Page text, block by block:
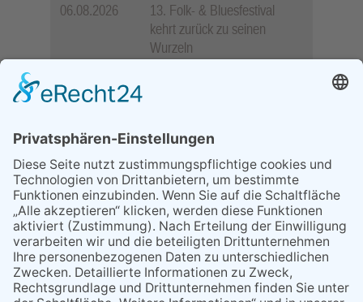
06.08.2026
13. Folk- & Bluesfestival
kehrt zurück zu seinen
Wurzeln
Leistung
03.08.2026
„Mein Smartphone im Alltag“
07.08.2026
Montag, 24. August: Handy
Café geöffnet